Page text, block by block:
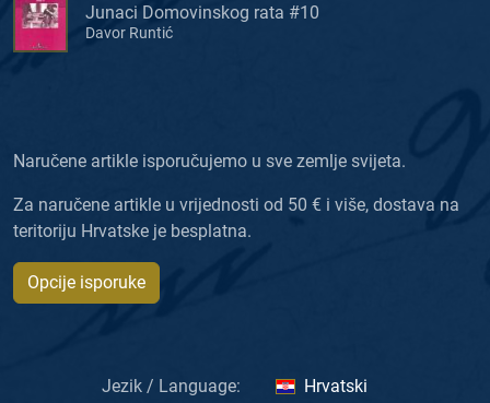
Junaci Domovinskog rata #10
Davor Runtić
Naručene artikle isporučujemo u sve zemlje svijeta.
Za naručene artikle u vrijednosti od 50 € i više, dostava na
teritoriju Hrvatske je besplatna.
Opcije isporuke
Jezik / Language: Hrvatski